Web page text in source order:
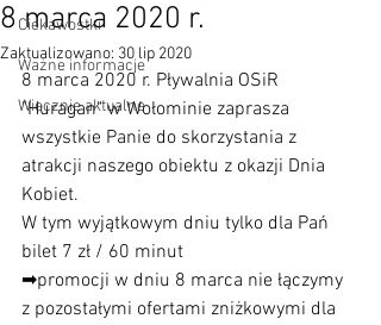
Ciekawostki
Ważne informacje
Wiecznie aktualne
8 marca 2020 r.
Zaktualizowano: 30 lip 2020
8 marca 2020 r. Pływalnia OSiR
"Huragan" w Wołominie zaprasza
wszystkie Panie do skorzystania z
atrakcji naszego obiektu z okazji Dnia
Kobiet.
W tym wyjątkowym dniu tylko dla Pań
bilet 7 zł / 60 minut
➡promocji w dniu 8 marca nie łączymy
z pozostałymi ofertami zniżkowymi dla